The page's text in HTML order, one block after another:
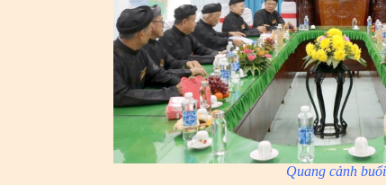
Quang cảnh